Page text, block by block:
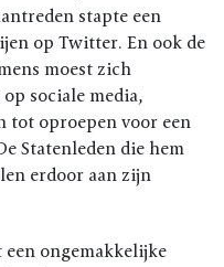
stapte een
op Twitter. En ook de
moest zich
sociale media,
tot oproepen voor een
Statenleden die hem
erdoor aan zijn
een ongemakkelijke